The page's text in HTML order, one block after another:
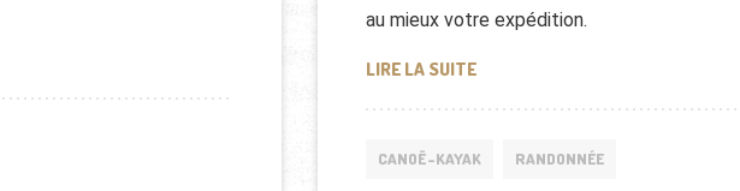
À SAVOIR AVANT DE FAIRE DU CANOË POUR LA PREMIÈRE FOIS
au mieux votre expédition.
LIRE LA SUITECONSEILS UTILES POUR
CANOË-KAYAK RANDONNÉE